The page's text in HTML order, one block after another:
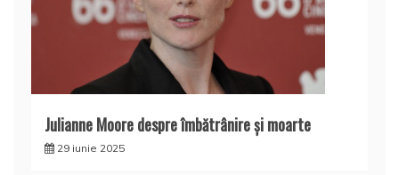
Julianne Moore despre îmbătrânire și moarte
29 iunie 2025